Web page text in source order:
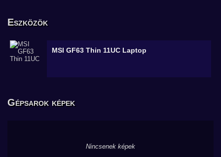
Eszközök
MSI GF63 Thin 11UC Laptop
Gépsarok képek
Nincsenek képek